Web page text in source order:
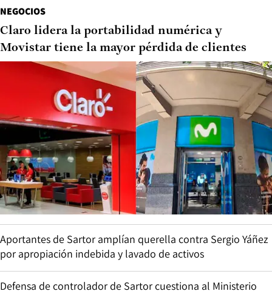
NEGOCIOS
Claro lidera la portabilidad numérica y
Movistar tiene la mayor pérdida de clientes
Aportantes de Sartor amplían querella contra Sergio Yáñez
por apropiación indebida y lavado de activos
Defensa de controlador de Sartor cuestiona al Ministerio